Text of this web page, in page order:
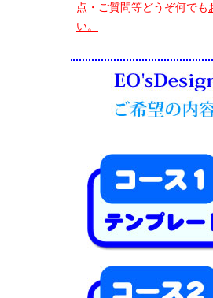
点・ご質問等どうぞ何でも
い。